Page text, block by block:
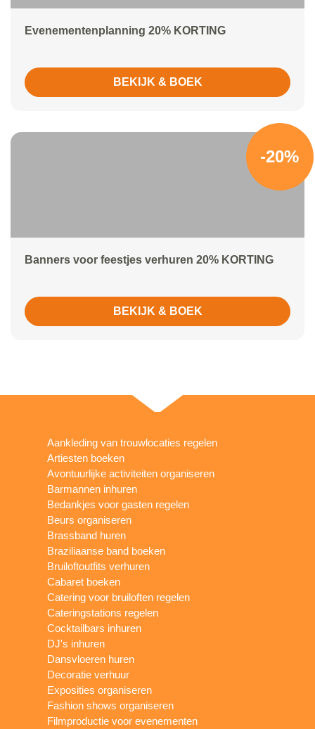
Evenementenplanning 20% KORTING
BEKIJK & BOEK
-20%
Banners voor feestjes verhuren 20% KORTING
BEKIJK & BOEK
Aankleding van trouwlocaties regelen
Artiesten boeken
Avontuurlijke activiteiten organiseren
Barmannen inhuren
Bedankjes voor gasten regelen
Beurs organiseren
Brassband huren
Braziliaanse band boeken
Bruiloftoutfits verhuren
Cabaret boeken
Catering voor bruiloften regelen
Cateringstations regelen
Cocktailbars inhuren
DJ's inhuren
Dansvloeren huren
Decoratie verhuur
Exposities organiseren
Fashion shows organiseren
Filmproductie voor evenementen